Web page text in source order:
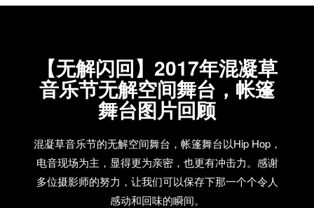
【无解闪回】2017年混凝草
音乐节无解空间舞台，帐篷
舞台图片回顾
混凝草音乐节的无解空间舞台，帐篷舞台以Hip Hop，
电音现场为主，显得更为亲密，也更有冲击力。感谢
多位摄影师的努力，让我们可以保存下那一个个令人
感动和回味的瞬间。